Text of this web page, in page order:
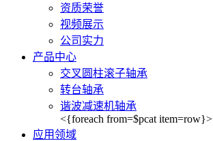
资质荣誉
视频展示
公司实力
产品中心
交叉圆柱滚子轴承
转台轴承
谐波减速机轴承
<{foreach from=$pcat item=row}>
应用领域